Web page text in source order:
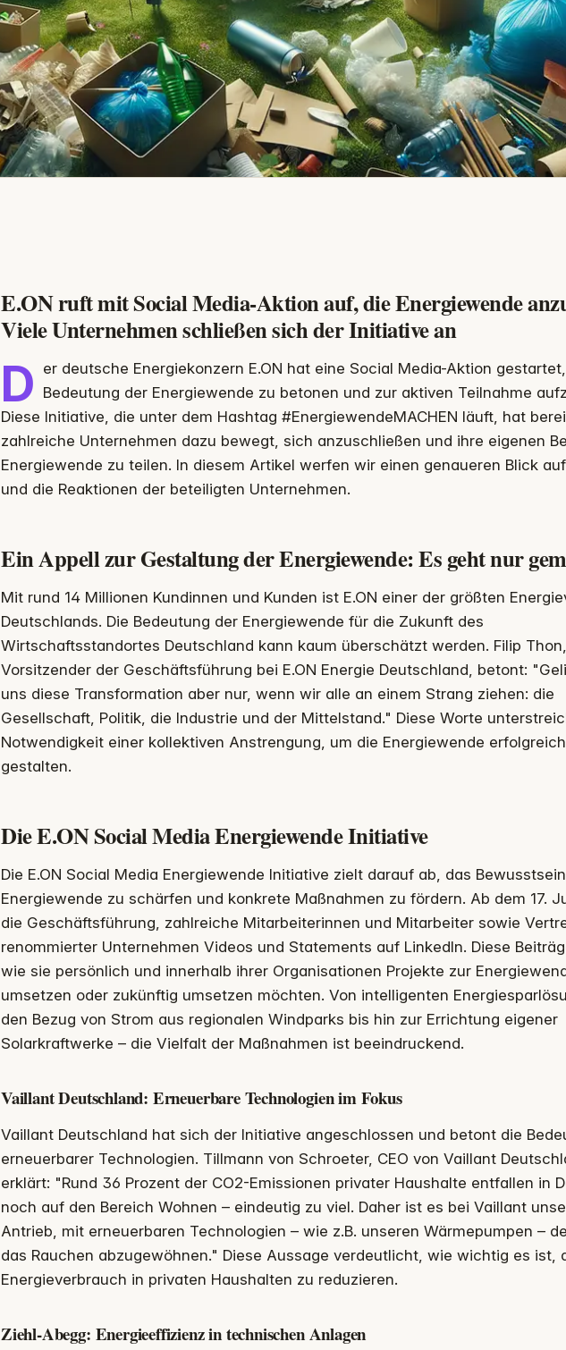
E.ON ruft mit Social Media-Aktion auf, die Energiewende
Viele Unternehmen schließen sich der Initiative an
D er deutsche Energiekonzern E.ON hat eine Social Media-Aktion
Bedeutung der Energiewende zu betonen und zur aktiven Teilnahme
Diese Initiative, die unter dem Hashtag #EnergiewendeMACHEN läuft, hat
zahlreiche Unternehmen dazu bewegt, sich anzuschließen und ihre eigenen
Energiewende zu teilen. In diesem Artikel werfen wir einen genaueren Blick
und die Reaktionen der beteiligten Unternehmen.
Ein Appell zur Gestaltung der Energiewende: Es geht nur
Mit rund 14 Millionen Kundinnen und Kunden ist E.ON einer der größten
Deutschlands. Die Bedeutung der Energiewende für die Zukunft des
Wirtschaftsstandortes Deutschland kann kaum überschätzt werden. Filip Thon,
Vorsitzender der Geschäftsführung bei E.ON Energie Deutschland, betont:
uns diese Transformation aber nur, wenn wir alle an einem Strang ziehen: die
Gesellschaft, Politik, die Industrie und der Mittelstand." Diese Worte
Notwendigkeit einer kollektiven Anstrengung, um die Energiewende
gestalten.
Die E.ON Social Media Energiewende Initiative
Die E.ON Social Media Energiewende Initiative zielt darauf ab, das
Energiewende zu schärfen und konkrete Maßnahmen zu fördern. Ab dem 17.
die Geschäftsführung, zahlreiche Mitarbeiterinnen und Mitarbeiter sowie
renommierter Unternehmen Videos und Statements auf LinkedIn. Diese
wie sie persönlich und innerhalb ihrer Organisationen Projekte zur
umsetzen oder zukünftig umsetzen möchten. Von intelligenten
den Bezug von Strom aus regionalen Windparks bis hin zur Errichtung eigener
Solarkraftwerke – die Vielfalt der Maßnahmen ist beeindruckend.
Vaillant Deutschland: Erneuerbare Technologien im Fokus
Vaillant Deutschland hat sich der Initiative angeschlossen und betont die
erneuerbarer Technologien. Tillmann von Schroeter, CEO von Vaillant
erklärt: "Rund 36 Prozent der CO2-Emissionen privater Haushalte entfallen in
noch auf den Bereich Wohnen – eindeutig zu viel. Daher ist es bei Vaillant
Antrieb, mit erneuerbaren Technologien – wie z.B. unseren Wärmepumpen –
das Rauchen abzugewöhnen." Diese Aussage verdeutlicht, wie wichtig es ist,
Energieverbrauch in privaten Haushalten zu reduzieren.
Ziehl-Abegg: Energieeffizienz in technischen Anlagen